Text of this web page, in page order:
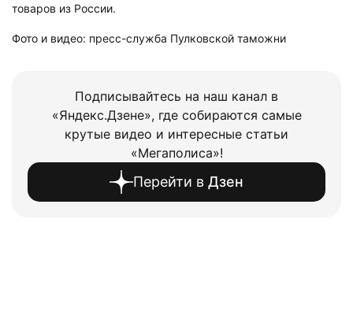
товаров из России.
Фото и видео: пресс-служба Пулковской таможни
Подписывайтесь на наш канал в
«Яндекс.Дзене», где собираются самые
крутые видео и интересные статьи
«Мегаполиса»!
Перейти в Дзен